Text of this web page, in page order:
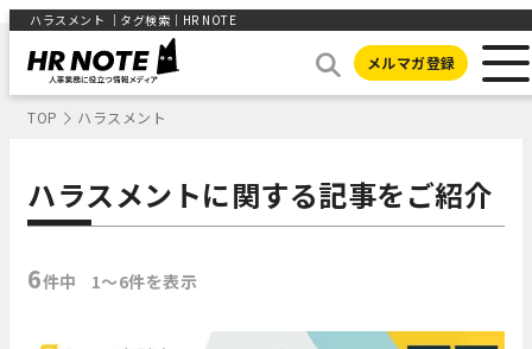
ハラスメント ｜タグ検索｜HR NOTE
メルマガ登録
TOP ハラスメント
ハラスメントに関する記事をご紹介
6件中 1〜6件を表示